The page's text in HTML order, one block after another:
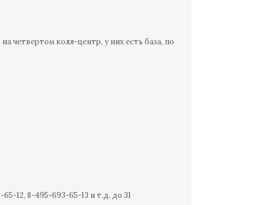
четвертом колл-центр, у них есть база, по
12, 8-495-693-65-13 и т.д. до 31